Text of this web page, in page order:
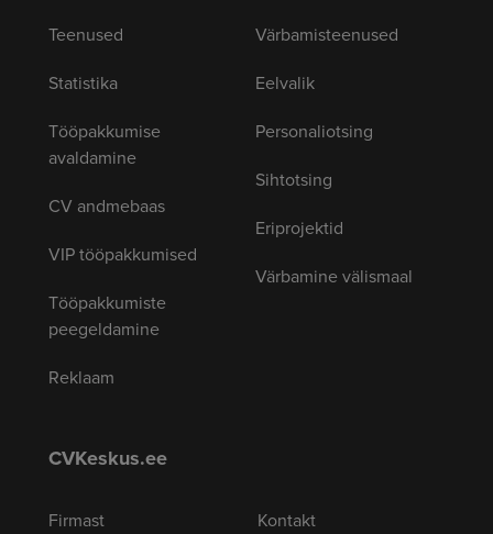
Teenused
Statistika
Tööpakkumise
avaldamine
CV andmebaas
VIP tööpakkumised
Tööpakkumiste
peegeldamine
Reklaam
Värbamisteenused
Eelvalik
Personaliotsing
Sihtotsing
Eriprojektid
Värbamine välismaal
CVKeskus.ee
Firmast
Kontakt